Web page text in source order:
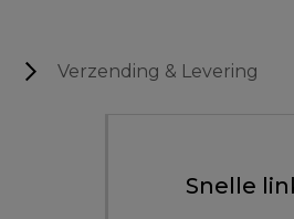
Verzending & Levering
Snelle